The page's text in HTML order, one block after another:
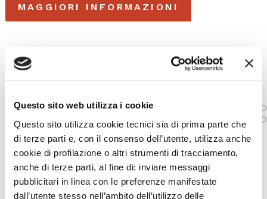
Questo sito web utilizza i cookie
Questo sito utilizza cookie tecnici sia di prima parte che
di terze parti e, con il consenso dell’utente, utilizza anche
cookie di profilazione o altri strumenti di tracciamento,
anche di terze parti, al fine di: inviare messaggi
pubblicitari in linea con le preferenze manifestate
dall’utente stesso nell’ambito dell’utilizzo delle
MAGGIORI INFORMAZIONI
A cura diImmaginante – Laboratorio Museo
Immaginante realizza mostre interattive, eventi e
itinerari educativi e didattici sui linguaggi della musica e
dell’arte. Collabora con musei, teatri e spazi espositivi
italiani e stranieri. Intensa l’attività didattica per scuole
e biblioteche affiancata da numerose pubblicazioni che
documentano e propongono percorsi espressivi rivolti a